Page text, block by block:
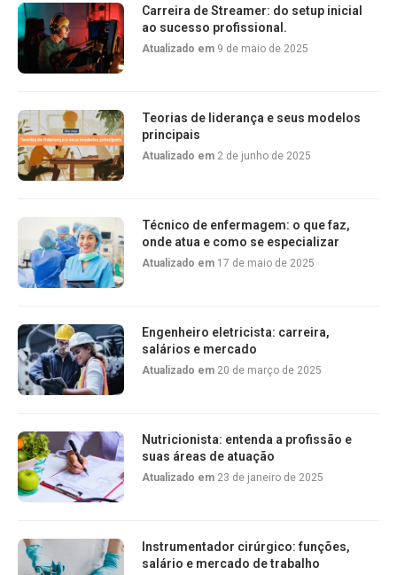
Carreira de Streamer: do setup inicial
ao sucesso profissional.
Atualizado em 9 de maio de 2025
Teorias de liderança e seus modelos
principais
Atualizado em 2 de junho de 2025
Técnico de enfermagem: o que faz,
onde atua e como se especializar
Atualizado em 17 de maio de 2025
Engenheiro eletricista: carreira,
salários e mercado
Atualizado em 20 de março de 2025
Nutricionista: entenda a profissão e
suas áreas de atuação
Atualizado em 23 de janeiro de 2025
Instrumentador cirúrgico: funções,
salário e mercado de trabalho